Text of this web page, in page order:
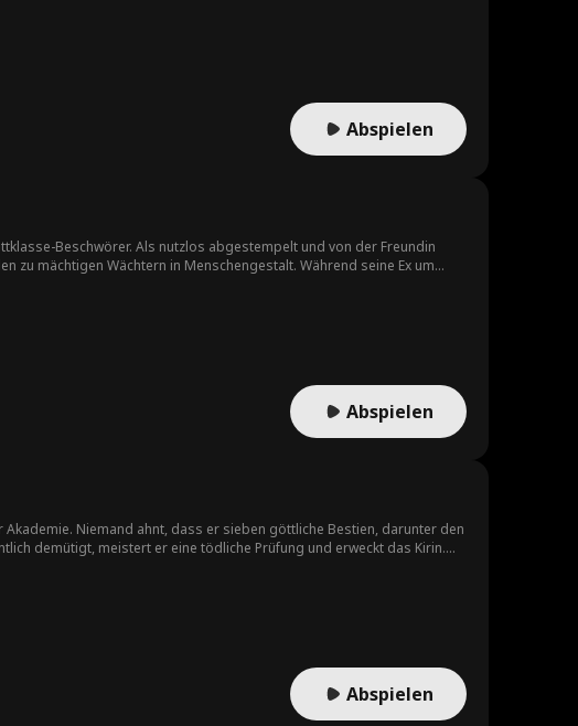
Abspielen
Beschwörer. Als nutzlos abgestempelt und von der Freundin
zu mächtigen Wächtern in Menschengestalt. Während seine Ex um
Abspielen
Niemand ahnt, dass er sieben göttliche Bestien, darunter den
demütigt, meistert er eine tödliche Prüfung und erweckt das Kirin.
Abspielen